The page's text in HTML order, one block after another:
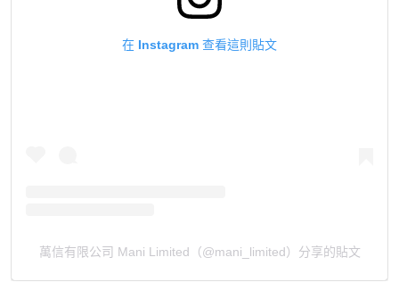
在 Instagram 查看這則貼文
萬信有限公司 Mani Limited（@mani_limited）分享的貼文